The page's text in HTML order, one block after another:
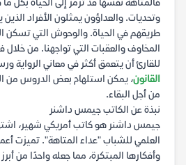
فالمتاهة نفسها قد ترمز إلى الحياة بكل
وتحديات. والعداؤون يمثلون الأفراد
طريقهم في الحياة. والوحوش التي تسكن
المخاوف والعقبات التي تواجهنا. من
للقارئ أن يتعمق أكثر في معاني الرواية
القانون، يمكن استلهام بعض الدروس من
من أجل البقاء.
نبذة عن الكاتب جيمس داشنر
جيمس داشنر هو كاتب أمريكي شهير،
العلمي للشباب "عداء المتاهة". تميزت
وأفكارها المبتكرة، مما جعله واحدًا من